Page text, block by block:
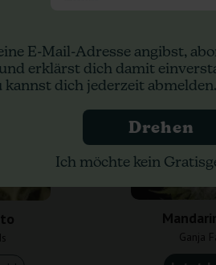
Ganja
E-Mail-Adresse angibst,
erklärst dich damit
kannst dich jederzeit abmelden.
Drehen
Ich möchte kein